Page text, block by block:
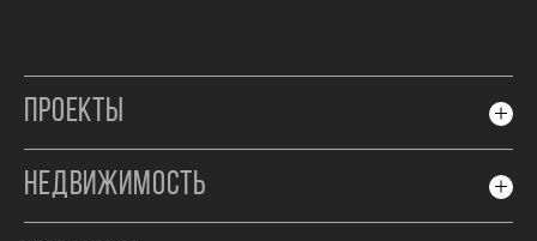
ПРОЕКТЫ
НЕДВИЖИМОСТЬ